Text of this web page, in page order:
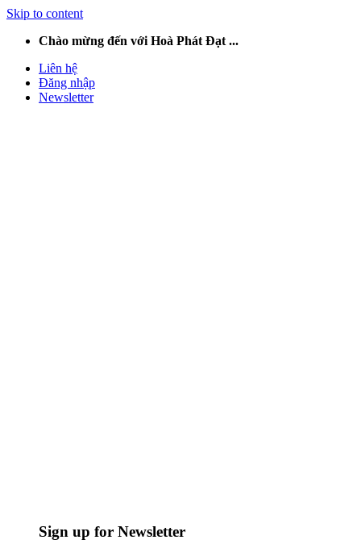
Skip to content
Chào mừng đến với Hoà Phát Đạt ...
Liên hệ
Đăng nhập
Newsletter
Sign up for Newsletter